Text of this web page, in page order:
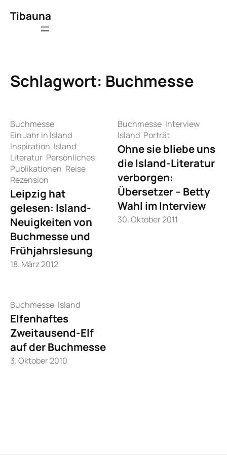
Inhalt
Tibauna
Schlagwort: Buchmesse
Buchmesse
Ein Jahr in Island
Inspiration Island
Literatur Persönliches
Publikationen Reise
Rezension
Leipzig hat
gelesen: Island-
Neuigkeiten von
Buchmesse und
Frühjahrslesung
18. März 2012
Buchmesse Interview
Island Porträt
Ohne sie bliebe uns
die Island-Literatur
verborgen:
Übersetzer – Betty
Wahl im Interview
30. Oktober 2011
Buchmesse Island
Elfenhaftes
Zweitausend-Elf
auf der Buchmesse
3. Oktober 2010